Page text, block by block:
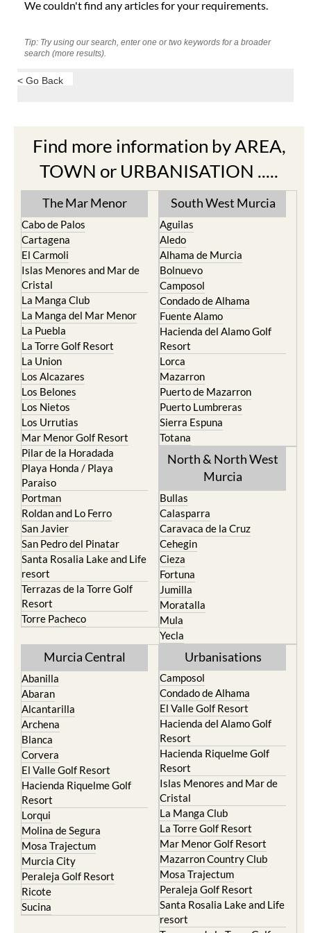
We couldn't find any articles for your requirements.
Tip: Try using our search, enter one or two keywords for a broader
search (more results).
< Go Back
Find more information by AREA,
TOWN or URBANISATION .....
The Mar Menor
Cabo de Palos
Cartagena
El Carmoli
Islas Menores and Mar de
Cristal
La Manga Club
La Manga del Mar Menor
La Puebla
La Torre Golf Resort
La Union
Los Alcazares
Los Belones
Los Nietos
Los Urrutias
Mar Menor Golf Resort
Pilar de la Horadada
Playa Honda / Playa
Paraiso
Portman
Roldan and Lo Ferro
San Javier
San Pedro del Pinatar
Santa Rosalia Lake and Life
resort
Terrazas de la Torre Golf
Resort
Torre Pacheco
South West Murcia
Aguilas
Aledo
Alhama de Murcia
Bolnuevo
Camposol
Condado de Alhama
Fuente Alamo
Hacienda del Alamo Golf
Resort
Lorca
Mazarron
Puerto de Mazarron
Puerto Lumbreras
Sierra Espuna
Totana
North & North West
Murcia
Bullas
Calasparra
Caravaca de la Cruz
Cehegin
Cieza
Fortuna
Jumilla
Moratalla
Mula
Yecla
Murcia Central
Abanilla
Abaran
Alcantarilla
Archena
Blanca
Corvera
El Valle Golf Resort
Hacienda Riquelme Golf
Resort
Lorqui
Molina de Segura
Mosa Trajectum
Murcia City
Peraleja Golf Resort
Ricote
Sucina
Urbanisations
Camposol
Condado de Alhama
El Valle Golf Resort
Hacienda del Alamo Golf
Resort
Hacienda Riquelme Golf
Resort
Islas Menores and Mar de
Cristal
La Manga Club
La Torre Golf Resort
Mar Menor Golf Resort
Mazarron Country Club
Mosa Trajectum
Peraleja Golf Resort
Santa Rosalia Lake and Life
resort